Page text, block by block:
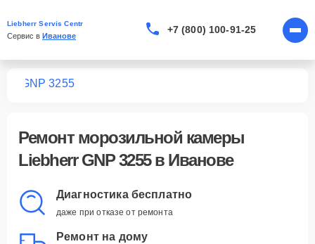
Liebherr Servis Centr
Сервис в Иванове
+7 (800) 100-91-25
GNP 3255
Ремонт морозильной камеры
Liebherr GNP 3255в Иванове
Диагностика бесплатно
даже при отказе от ремонта
Ремонт на дому